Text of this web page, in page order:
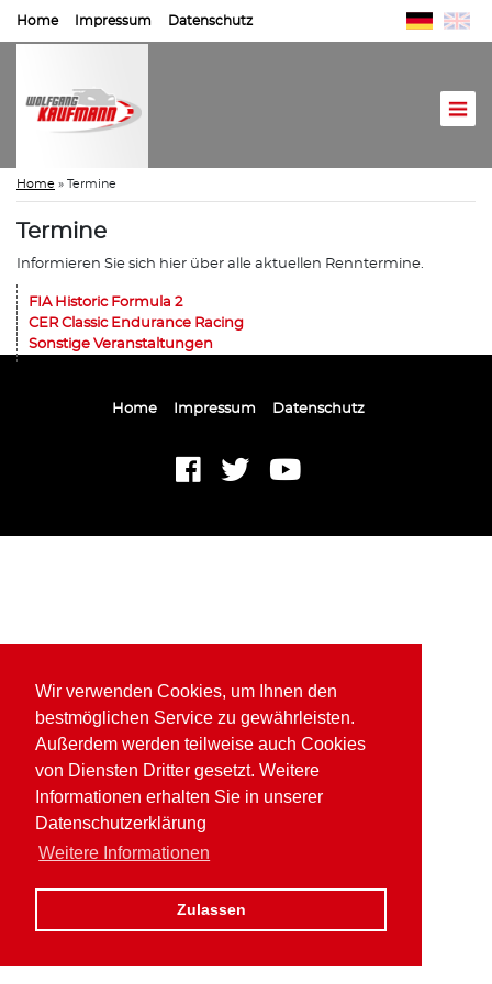
Wir verwenden Cookies, um Ihnen den
bestmöglichen Service zu gewährleisten.
Außerdem werden teilweise auch Cookies
von Diensten Dritter gesetzt. Weitere
Informationen erhalten Sie in unserer
Datenschutzerklärung
Weitere Informationen
Zulassen
Home Impressum Datenschutz
Home » Termine
Termine
Informieren Sie sich hier über alle aktuellen Renntermine.
FIA Historic Formula 2
CER Classic Endurance Racing
Sonstige Veranstaltungen
Home Impressum Datenschutz